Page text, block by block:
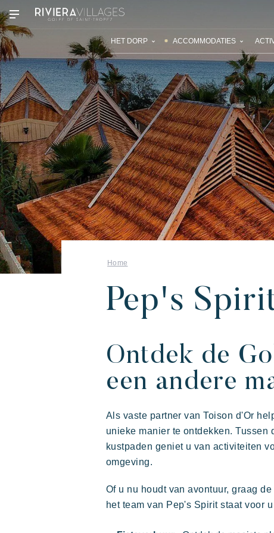
Onze
Prairies de la mer
Ontdek Riviera
De Riviera Villages
Uw volgende
Actieve vakantie
HET DORP ACCOMMODATIES
Home
Pep's
Ontdek de
een andere
Als vaste partner van Toison d'Or
unieke manier te ontdekken.
kustpaden geniet u van activiteiten
omgeving.
Of u nu houdt van avontuur, graag
het team van Pep's Spirit staat voor